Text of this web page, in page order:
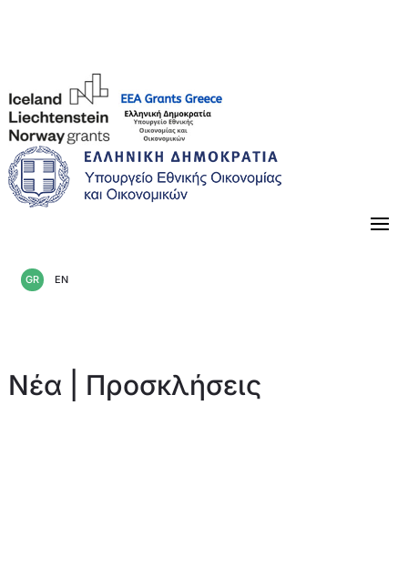
GR EN
Νέα Προσκλήσεις